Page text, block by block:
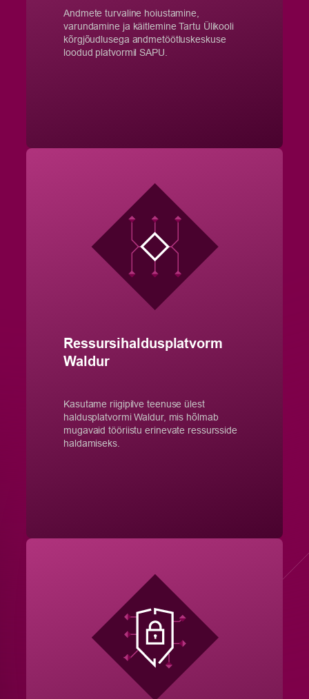
Andmete turvaline hoiustamine,
varundamine ja käitlemine Tartu Ülikooli
kõrgjõudlusega andmetöötluskeskuse
loodud platvormil SAPU.
Ressursihaldusplatvorm
Waldur
Kasutame riigipilve teenuse ülest
haldusplatvormi Waldur, mis hõlmab
mugavaid tööriistu erinevate ressursside
haldamiseks.